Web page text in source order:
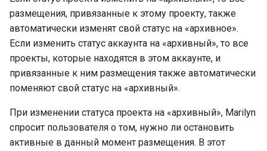
размещения, привязанные к этому проекту, также
автоматически изменят свой статус на «архивное».
Если изменить статус аккаунта на «архивный», то все
проекты, которые находятся в этом аккаунте, и
привязанные к ним размещения также автоматически
поменяют свой статус на «архивный».
При изменении статуса проекта на «архивный», Marilyn
спросит пользователя о том, нужно ли остановить
активные в данный момент размещения. В этот